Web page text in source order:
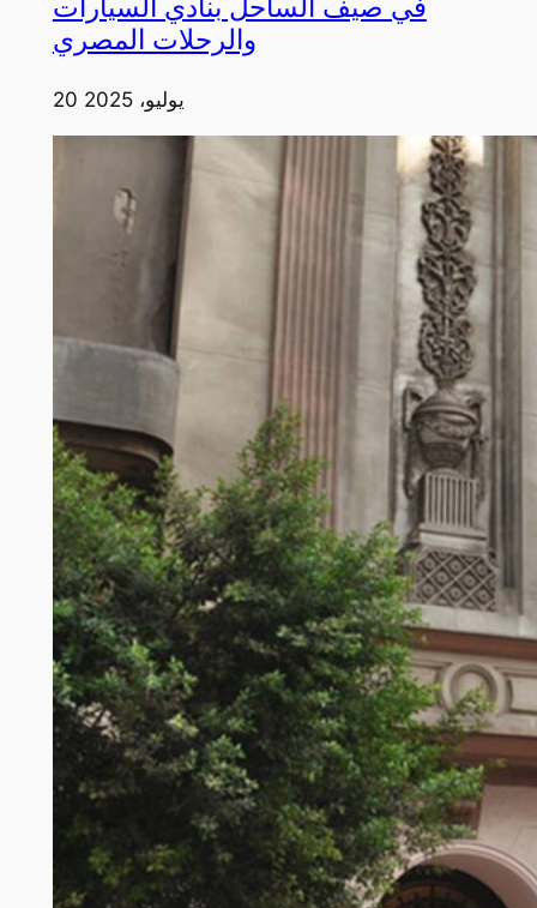
في صيف الساحل بنادي السيارات
والرحلات المصري
20 يوليو، 2025